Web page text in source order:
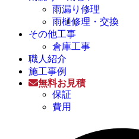
雨漏り修理
雨樋修理・交換
その他工事
倉庫工事
職人紹介
施工事例
無料お見積
保証
費用